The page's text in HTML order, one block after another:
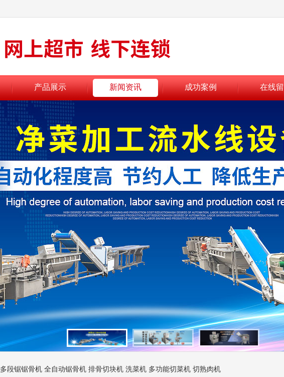
产品展示 新闻资讯 成功案例 在线
多段锯锯骨机 全自动锯骨机 排骨切块机 洗菜机 多功能切菜机 切熟肉机